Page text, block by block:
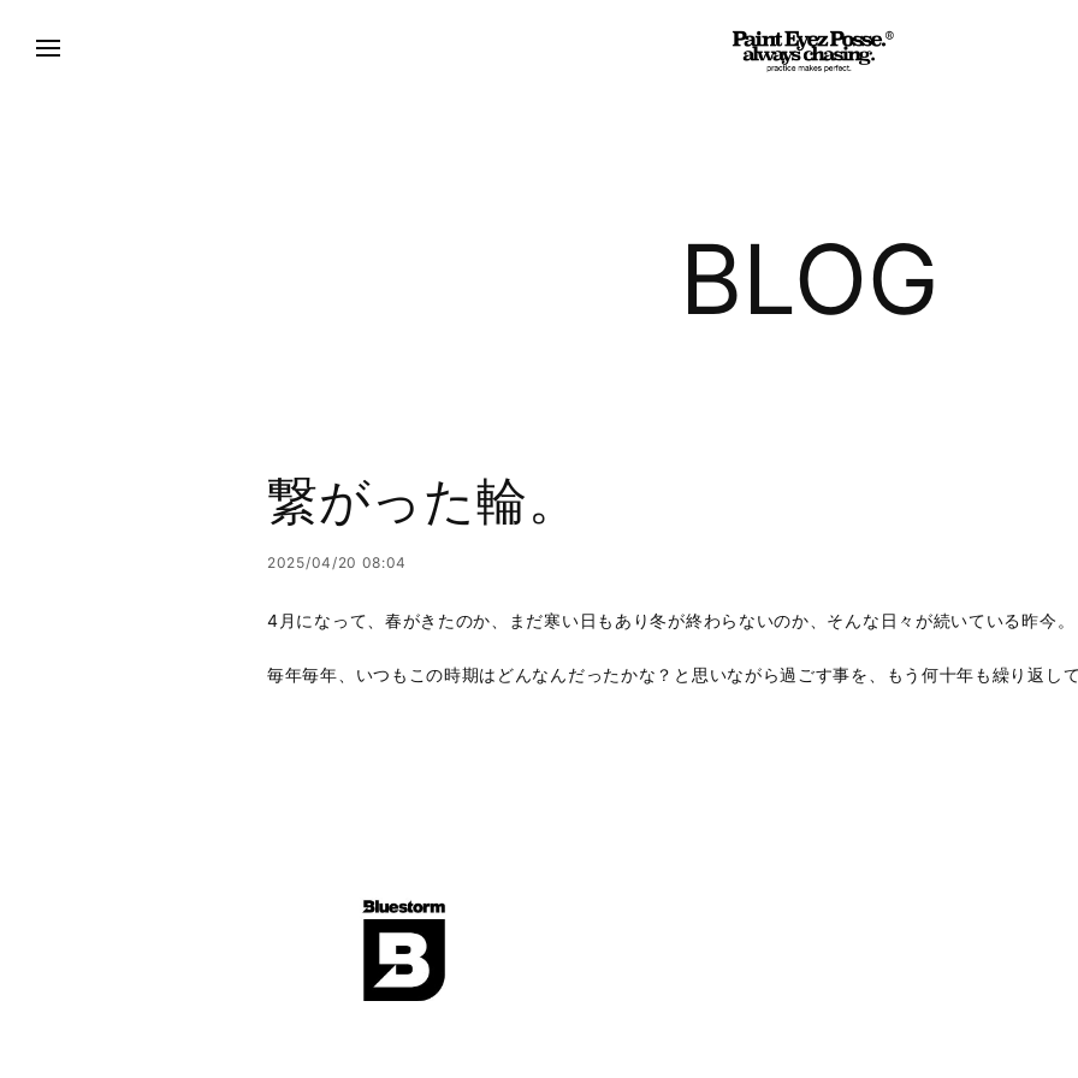
BLOG
繋がった輪。
2025/04/20 08:04
4月になって、春がきたのか、まだ寒い日もあり冬が終わらないのか、そんな日々が続いている昨今。
毎年毎年、いつもこの時期はどんなんだったかな？と思いながら過ごす事を、もう何十年も繰り返し